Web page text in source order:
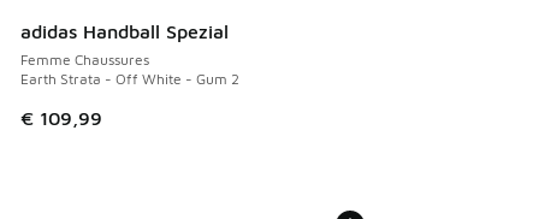
adidas Handball Spezial
Femme Chaussures
Earth Strata - Off White - Gum 2
€ 109,99